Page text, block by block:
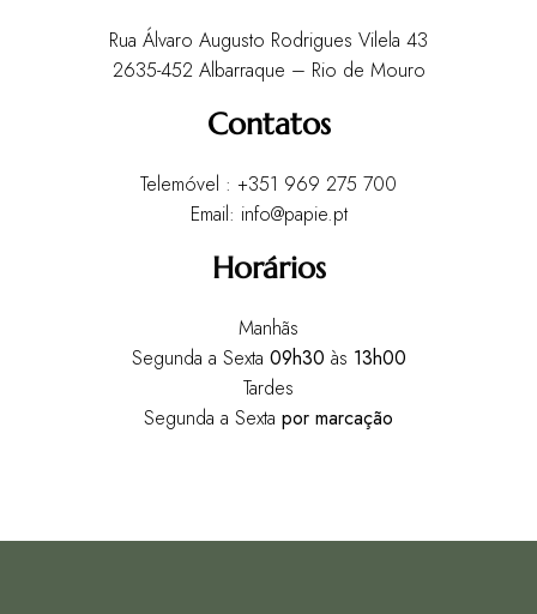
Rua Álvaro Augusto Rodrigues Vilela 43
2635-452 Albarraque – Rio de Mouro
Contatos
Telemóvel : +351 969 275 700
Email: info@papie.pt
Horários
Manhãs
Segunda a Sexta 09h30 às 13h00
Tardes
Segunda a Sexta por marcação